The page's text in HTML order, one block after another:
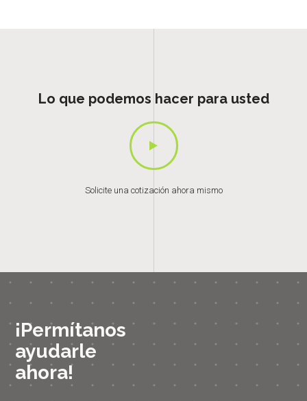
Lo que podemos hacer para usted
Solicite una cotización ahora mismo
¡Permítanos
ayudarle
ahora!